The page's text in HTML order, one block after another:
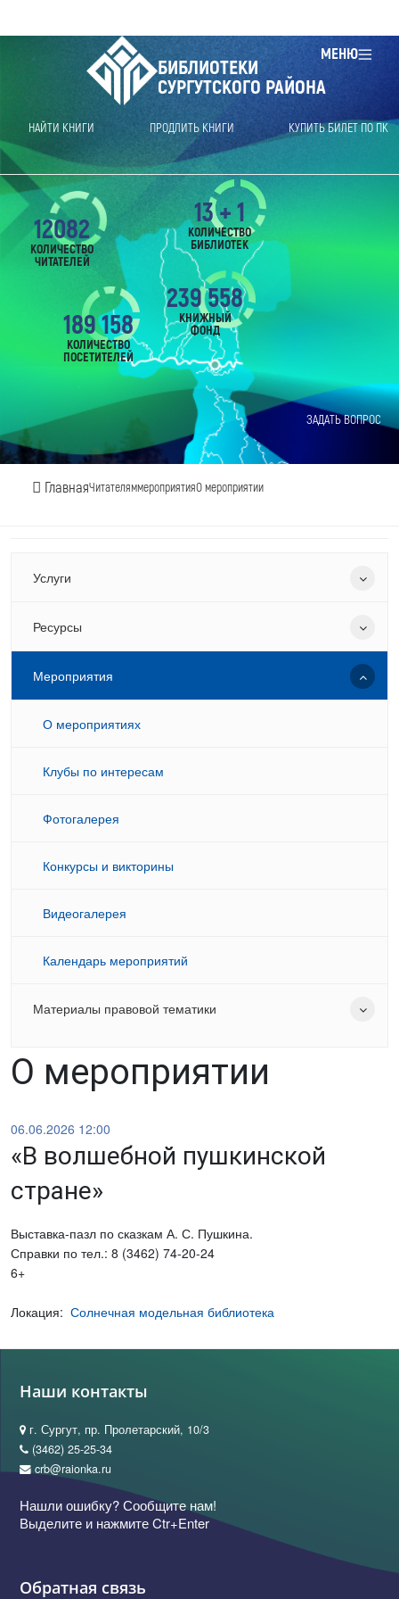
МЕНЮ
БИБЛИОТЕКИ
СУРГУТСКОГО РАЙОНА
НАЙТИ КНИГИ ПРОДЛИТЬ КНИГИ КУПИТЬ БИЛЕТ ПО ПК
ЗАДАТЬ ВОПРОС
ГлавнаяЧитателяммероприятияО мероприятии
12082
КОЛИЧЕСТВО
ЧИТАТЕЛЕЙ
189 158
КОЛИЧЕСТВО
ПОСЕТИТЕЛЕЙ
239 558
КНИЖНЫЙ
ФОНД
13 + 1
КОЛИЧЕСТВО
БИБЛИОТЕК
Услуги
Ресурсы
Мероприятия
О мероприятиях
Клубы по интересам
Фотогалерея
Конкурсы и викторины
Видеогалерея
Календарь мероприятий
Материалы правовой тематики
О мероприятии
06.06.2026 12:00
«В волшебной пушкинской
стране»
Выставка-пазл по сказкам А. С. Пушкина.
Справки по тел.: 8 (3462) 74-20-24
6+
Локация: Солнечная модельная библиотека
Наши контакты
г. Сургут, пр. Пролетарский, 10/3
(3462) 25-25-34
crb@raionka.ru
Нашли ошибку? Сообщите нам!
Выделите и нажмите Ctr+Enter
Обратная связь